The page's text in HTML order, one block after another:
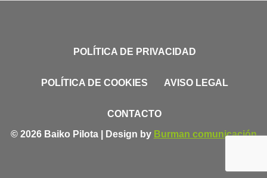
POLÍTICA DE PRIVACIDAD
POLÍTICA DE COOKIES AVISO LEGAL
CONTACTO
© 2026 Baiko Pilota | Design by Burman comunicación